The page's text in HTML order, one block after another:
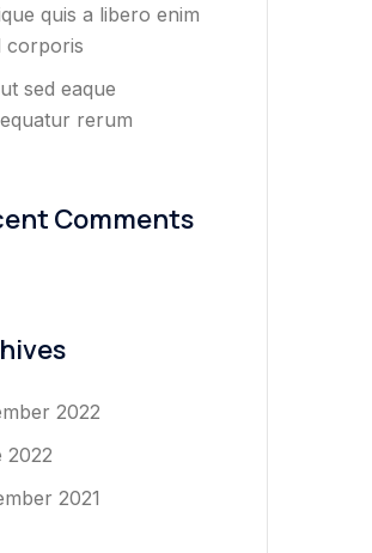
quis a libero enim
corporis
sed eaque
rerum
Comments
2022
2022
2021